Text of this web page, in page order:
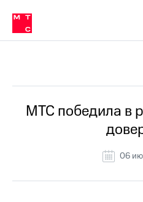
Медиа-центр
и акционерам
Устойчивое развитие
Комплаенс и деловая этика
компании
Карьера
История
Руководство
в МТС
Пресс-
релизы
о технологиях
МТС победила в
06